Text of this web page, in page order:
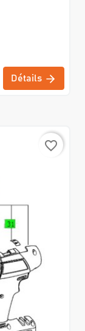
Détails
favorite_border